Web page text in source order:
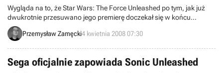
Wygląda na to, że Star Wars: The Force Unleashed po tym, jak już
dwukrotnie przesuwano jego premierę doczekał się w końcu
ostatecznego podania daty debiutu. Przynajmniej miejmy taką
nadzieję.Przemysław Zamęcki4 kwietnia 2008 07:30
Sega oficjalnie zapowiada Sonic Unleashed